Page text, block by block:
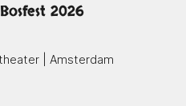
2026
| Amsterdam